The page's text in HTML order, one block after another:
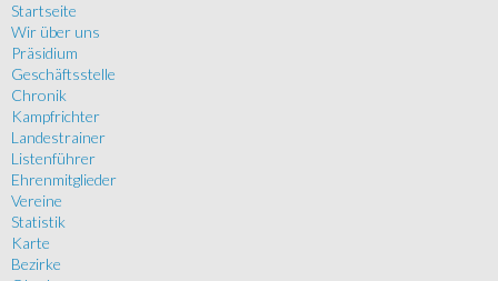
Startseite
Wir über uns
Präsidium
Geschäftsstelle
Chronik
Kampfrichter
Landestrainer
Listenführer
Ehrenmitglieder
Vereine
Statistik
Karte
Bezirke